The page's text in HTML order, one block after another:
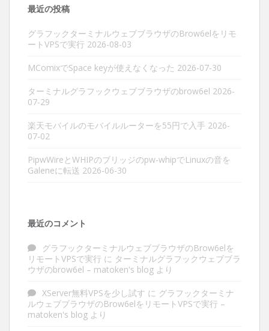
最近の投稿
グラフックターミナルウェブブラウザのBrow6elをリモ
ートVPSで実行 2026-08-03
MComixでSpace keyが使えなくなった 2026-07-30
ターミナルグラフックウェブブラウザのbrow6el 2026-
07-29
楽天モバイルのモバイルルーターを55円で入手 2026-
07-02
PipwWireとWHIPのブリッジのpw-whipでLinuxの音を
Galeneに転送 2026-06-30
最近のコメント
グラフックターミナルウェブブラウザのBrow6elを
リモートVPSで実行 に ターミナルグラフックウェブブラ
ウザのbrow6el – matoken's blog より
XServer無料VPSを少し試す に グラフックターミナ
ルウェブブラウザのBrow6elをリモートVPSで実行 –
matoken's blog より